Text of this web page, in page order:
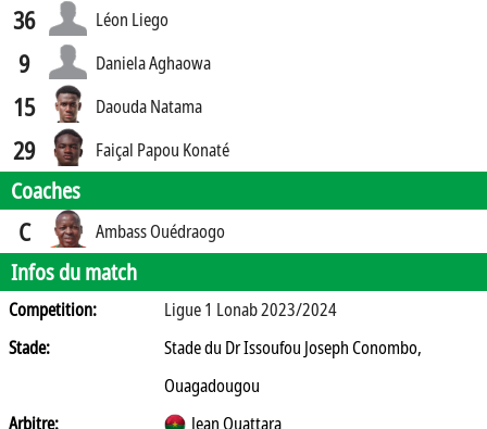
36 Léon Liego
9 Daniela Aghaowa
15 Daouda Natama
29 Faiçal Papou Konaté
Coaches
C Ambass Ouédraogo
Infos du match
Competition:
Ligue 1 Lonab 2023/2024
Stade:
Stade du Dr Issoufou Joseph Conombo,
Ouagadougou
Arbitre:
Jean Ouattara